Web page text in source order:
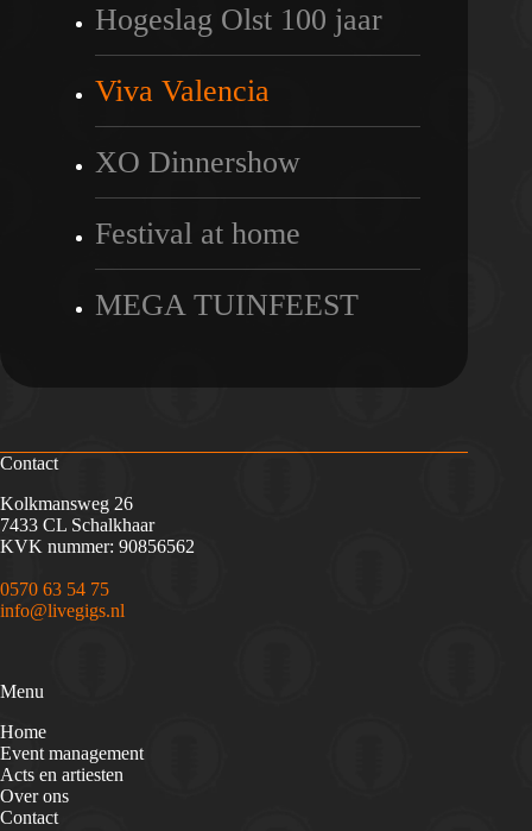
Hogeslag Olst 100 jaar
Viva Valencia
XO Dinnershow
Festival at home
MEGA TUINFEEST
Contact
Kolkmansweg 26
7433 CL Schalkhaar
KVK nummer: 90856562
0570 63 54 75
info@livegigs.nl
Menu
Home
Event management
Acts en artiesten
Over ons
Contact